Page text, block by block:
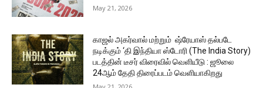
May 21, 2026
காஜல் அகர்வால் மற்றும் ஷ்ரேயாஸ் தல்படே
நடிக்கும் ‘தி இந்தியா ஸ்டோரி (The India Story)
படத்தின் டீசர் விரைவில் வெளியீடு : ஜூலை
24ஆம் தேதி திரைப்படம் வெளியாகிறது